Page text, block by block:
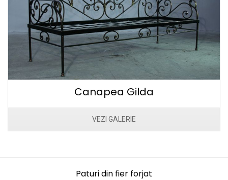
Canapea Gilda
VEZI GALERIE
Paturi din fier forjat